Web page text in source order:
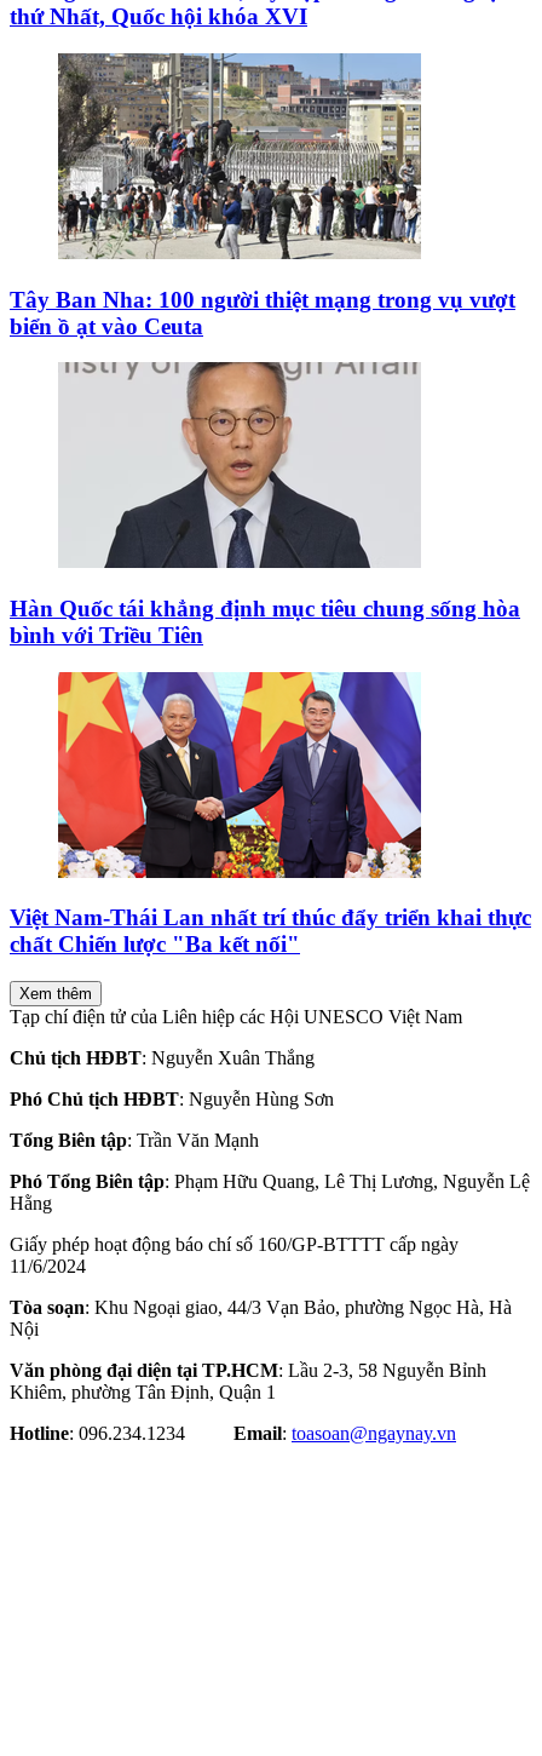
thứ Nhất, Quốc hội khóa XVI
Tây Ban Nha: 100 người thiệt mạng trong vụ vượt
biển ồ ạt vào Ceuta
Hàn Quốc tái khẳng định mục tiêu chung sống hòa
bình với Triều Tiên
Việt Nam-Thái Lan nhất trí thúc đẩy triển khai thực
chất Chiến lược "Ba kết nối"
Xem thêm
Tạp chí điện tử của Liên hiệp các Hội UNESCO Việt Nam
Chủ tịch HĐBT: Nguyễn Xuân Thắng
Phó Chủ tịch HĐBT: Nguyễn Hùng Sơn
Tổng Biên tập: Trần Văn Mạnh
Phó Tổng Biên tập: Phạm Hữu Quang, Lê Thị Lương, Nguyễn Lệ
Hằng
Giấy phép hoạt động báo chí số 160/GP-BTTTT cấp ngày
11/6/2024
Tòa soạn: Khu Ngoại giao, 44/3 Vạn Bảo, phường Ngọc Hà, Hà
Nội
Văn phòng đại diện tại TP.HCM: Lầu 2-3, 58 Nguyễn Bỉnh
Khiêm, phường Tân Định, Quận 1
Hotline: 096.234.1234 Email: toasoan@ngaynay.vn